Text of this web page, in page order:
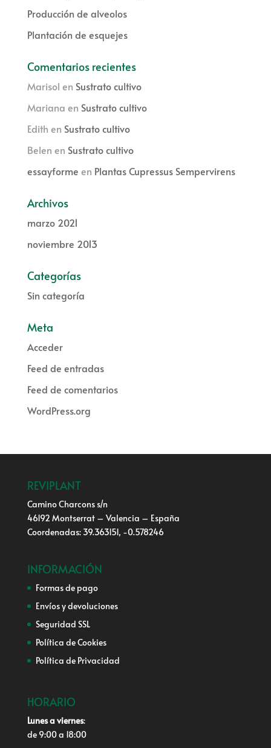
Producción de alveolos
Plantación de esquejes
Comentarios recientes
Marisol en Sustrato cultivo
Mariana en Sustrato cultivo
Edith en Sustrato cultivo
Belen en Sustrato cultivo
essayforme en Plantas Cupressus Sempervirens
Archivos
marzo 2021
noviembre 2013
Categorías
Sin categoría
Meta
Acceder
Feed de entradas
Feed de comentarios
WordPress.org
REVIPLANT
Camino Charcons s/n
46192 Montserrat – Valencia – España
Coordenadas: 39.363151, -0.578246
INFORMACIÓN
Formas de pago
Envíos y devoluciones
Seguridad SSL
Política de Cookies
Política de Privacidad
HORARIO
Lunes a viernes:
de 9:00 a 18:00